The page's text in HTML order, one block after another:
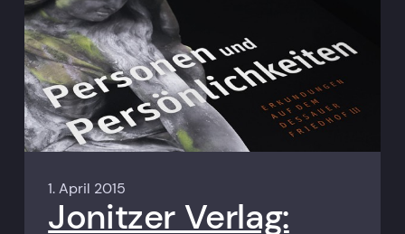
1. April 2015
Jonitzer Verlag: